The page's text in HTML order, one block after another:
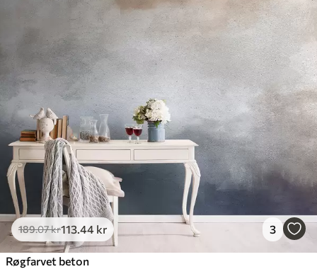
Premium
.33 269 .00 kr /m²
Premium vinyl
516.67310 .00 kr/m²
Peel and Stick
666.67400.00kr /m²
189.07kr113.44 kr 3
Røgfarvet beton